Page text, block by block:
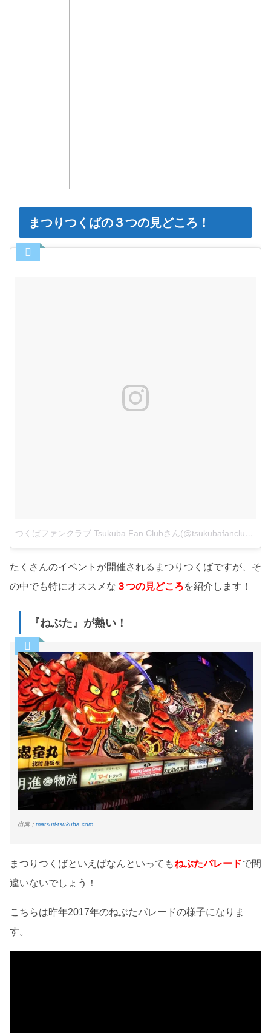
まつりつくばの３つの見どころ！
つくばファンクラブ Tsukuba Fan Clubさん(@tsukubafanclub)がシェアした投稿
たくさんのイベントが開催されるまつりつくばですが、そ
の中でも特にオススメな ３つの見どころを紹介します！
『ねぶた』が熱い！
出典； matsuri-tsukuba.com
まつりつくばといえばなんといってもねぶたパレードで間
違いないでしょう！
こちらは昨年2017年のねぶたパレードの様子になりま
す。